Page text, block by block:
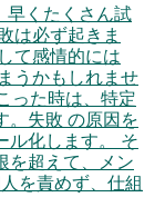
くたくさん試
は必ず起きま
て感情的には
うかもしれませ
った時は、特定
。失敗 の原因を
ル化します。 そ
を超えて、メン
を責めず、仕組